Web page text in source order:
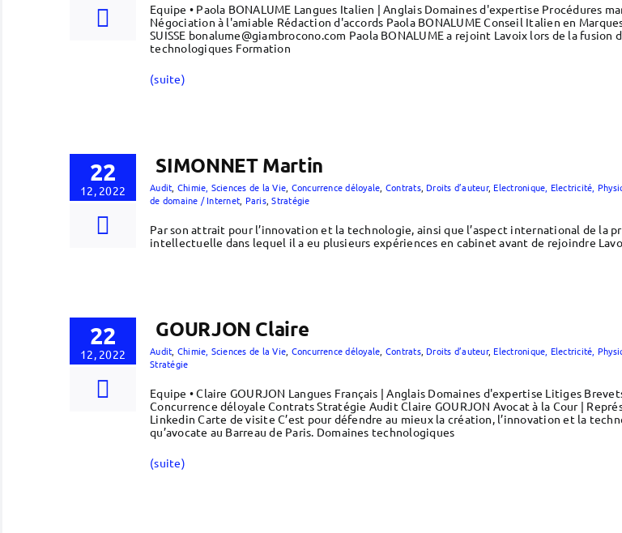
Equipe • Paola BONALUME Langues Italien | Anglais Domaines d'expertise Procédures
Négociation à l'amiable Rédaction d'accords Paola BONALUME Conseil Italien en
SUISSE bonalume@giambrocono.com Paola BONALUME a rejoint Lavoix lors de la
technologiques Formation
(suite)
22
12, 2022
SIMONNET Martin
Audit Chimie, Sciences de la Vie Concurrence déloyale Contrats, Droits d’auteur, Electronique, Electricité,
de domaine / Internet Paris,Stratégie
Par son attrait pour l’innovation et la technologie, ainsi que l’aspect international de la
intellectuelle dans lequel il a eu plusieurs expériences en cabinet avant de rejoindre
22
12, 2022
GOURJON Claire
Audit Chimie, Sciences de la Vie Concurrence déloyale Contrats, Droits d’auteur, Electronique, Electricité,
Stratégie
Equipe • Claire GOURJON Langues Français | Anglais Domaines d'expertise Litiges
Concurrence déloyale Contrats Stratégie Audit Claire GOURJON Avocat à la Cour |
Linkedin Carte de visite C’est pour défendre au mieux la création, l’innovation et la
qu’avocate au Barreau de Paris. Domaines technologiques
(suite)